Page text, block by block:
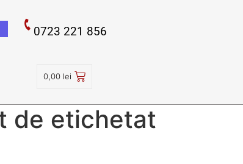
0723 221 856
0,00 lei
de etichetat